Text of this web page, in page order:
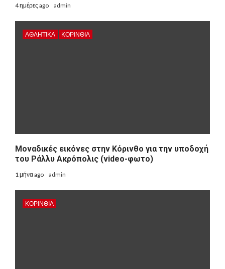
4 ημέρες ago admin
ΑΘΛΗΤΙΚΑ ΚΟΡΙΝΘΊΑ
Μοναδικές εικόνες στην Κόρινθο για την υποδοχή
του Ράλλυ Ακρόπολις (video-φωτο)
1 μήνα ago admin
ΚΟΡΙΝΘΊΑ